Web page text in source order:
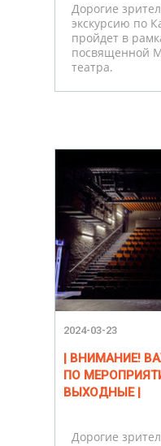
Дорогие
экскурсию по
пройдет в
посвященной
театра.
2024-03-23
| ВНИМАНИЕ!
ПО
ВЫХОДНЫЕ |
Дорогие